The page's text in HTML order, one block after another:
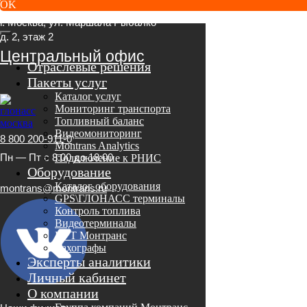
г. Москва, ул. Маршала Рыбалко
д. 2, этаж 2
Центральный офис
8 800 200-911-0
Пн — Пт с 8:00 до 18:00
montrans@montrans.ru
OK
Отраслевые решения
Пакеты услуг
Каталог услуг
Мониторинг транспорта
Топливный баланс
Видеомониторинг
Montrans Analytics
Подключение к РНИС
Оборудование
Каталог оборудования
GPS\ГЛОНАСС терминалы
Контроль топлива
Видеотерминалы
КУТ Монтранс
Тахографы
Эксперты аналитики
Личный кабинет
О компании